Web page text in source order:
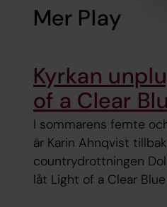
Mer Play
Kyrkan
of a Clear
I sommarens femte
är Karin Ahnqvist
countrydrottningen
låt Light of a Clear